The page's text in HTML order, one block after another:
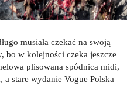
musiała czekać na swoją
bo w kolejności czeka jeszcze
plisowana spódnica midi,
a stare wydanie Vogue Polska